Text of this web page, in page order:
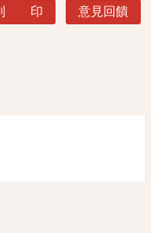
印 意見回饋